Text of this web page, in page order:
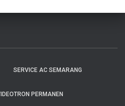
SERVICE AC SEMARANG
PERMANEN